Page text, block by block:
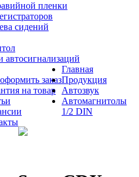
пленки
сидений
автосигнализаций
заказ
на товар
Главная
Продукция
Автозвук
Автомагнитолы
1/2 DIN